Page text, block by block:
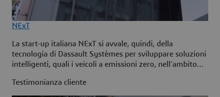
NExT
La start-up italiana NExT si avvale, quindi, della
tecnologia di Dassault Systèmes per sviluppare soluzioni
intelligenti, quali i veicoli a emissioni zero, nell'ambito
Testimonianza cliente